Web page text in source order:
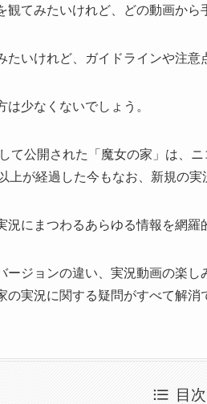
観てみたいけれど、どの動画から
たいけれど、ガイドラインや注意
少なくないでしょう。
て公開された「魔女の家」は、
上が経過した今もなお、新規の実
況にまつわるあらゆる情報を網羅
ージョンの違い、実況動画の楽
の実況に関する疑問がすべて解消
目次